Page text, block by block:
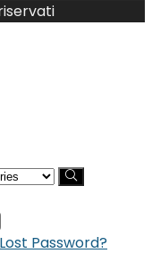
Lost Password?